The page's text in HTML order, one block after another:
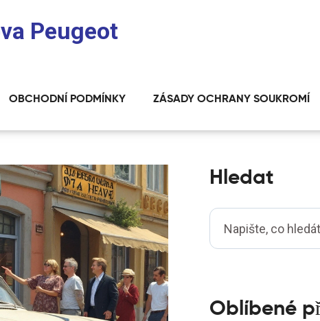
Peugeot
OBCHODNÍ PODMÍNKY ZÁSADY OCHRANY SOUKROMÍ
Hledat
Oblíbené